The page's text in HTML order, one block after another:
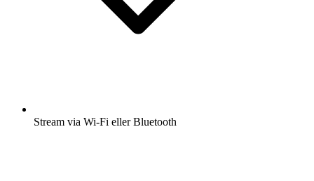
Stream via Wi-Fi eller Bluetooth